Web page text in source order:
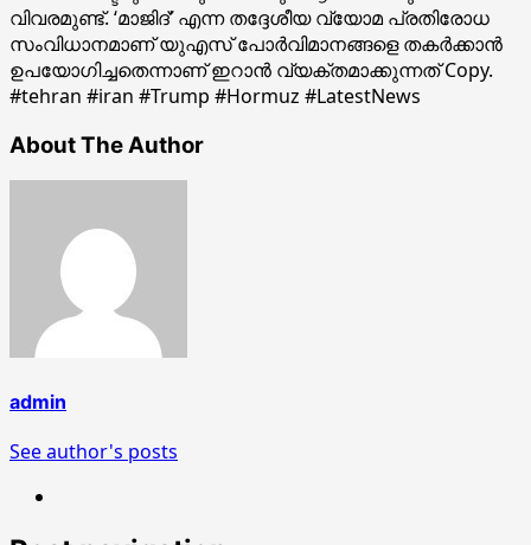
വിവരമുണ്ട്. ‘മാജിദ്’ എന്ന തദ്ദേശീയ വ്യോമ പ്രതിരോധ
സംവിധാനമാണ് യുഎസ് പോർവിമാനങ്ങളെ തകർക്കാൻ
ഉപയോഗിച്ചതെന്നാണ് ഇറാൻ വ്യക്തമാക്കുന്നത് Copy.
#tehran #iran #Trump #Hormuz #LatestNews
About The Author
admin
See author's posts